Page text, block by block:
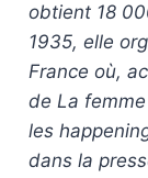
obtient 18
1935, elle
France où,
de La
les
dans la